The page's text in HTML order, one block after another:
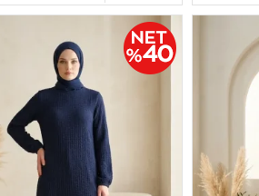
8601-01 كحلي